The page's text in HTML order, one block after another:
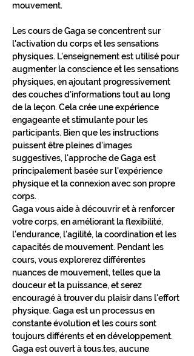
mouvement.
Les cours de Gaga se concentrent sur
l'activation du corps et les sensations
physiques. L'enseignement est utilisé pour
augmenter la conscience et les sensations
physiques, en ajoutant progressivement
des couches d'informations tout au long
de la leçon. Cela crée une expérience
engageante et stimulante pour les
participants. Bien que les instructions
puissent être pleines d'images
suggestives, l'approche de Gaga est
principalement basée sur l'expérience
physique et la connexion avec son propre
corps.
Gaga vous aide à découvrir et à renforcer
votre corps, en améliorant la flexibilité,
l'endurance, l'agilité, la coordination et les
capacités de mouvement. Pendant les
cours, vous explorerez différentes
nuances de mouvement, telles que la
douceur et la puissance, et serez
encouragé à trouver du plaisir dans l'effort
physique. Gaga est un processus en
constante évolution et les cours sont
toujours différents et en développement.
Gaga est ouvert à tous.tes, aucune